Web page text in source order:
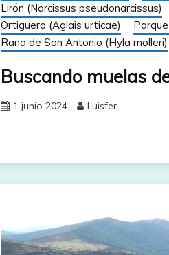
Lirón (Narcissus pseudonarcissus)
Ortiguera (Aglais urticae)
Rana de San Antonio (Hyla molleri)
Buscando muelas
1 junio 2024 Luisfer